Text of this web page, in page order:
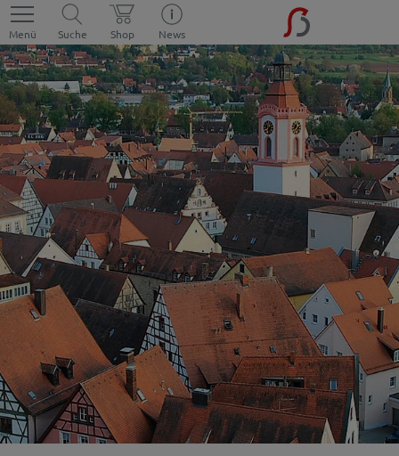
Menü Suche Shop News